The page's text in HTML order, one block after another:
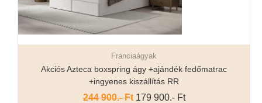
Részletek...Franciaágyak
Akciós Azteca boxspring ágy +ajándék fedőmatrac
+ingyenes kiszállítás RR
244 900.- Ft179 900.- Ft